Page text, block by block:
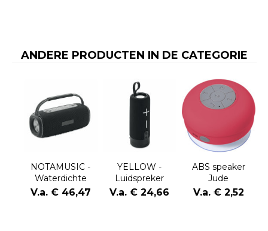
ANDERE PRODUCTEN IN DE CATEGORIE
NOTAMUSIC -
Waterdichte
luidspreker
V.a. € 46,47
YELLOW -
Luidspreker
V.a. € 24,66
ABS speaker
Jude
V.a. € 2,52